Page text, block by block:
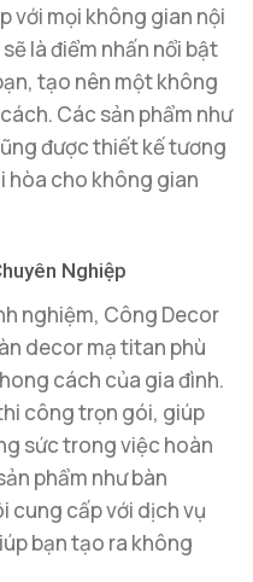
với mọi không gian nội
là điểm nhấn nổi bật
tạo nên một không
Các sản phẩm như
được thiết kế tương
hòa cho không gian
Nghiệp
nghiệm, Công Decor
decor mạ titan phù
cách của gia đình.
công trọn gói, giúp
sức trong việc hoàn
phẩm như bàn
cung cấp với dịch vụ
bạn tạo ra không